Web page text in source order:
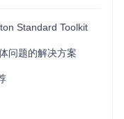
与YourKit的
化。
Standard Toolkit
问题的解决方案